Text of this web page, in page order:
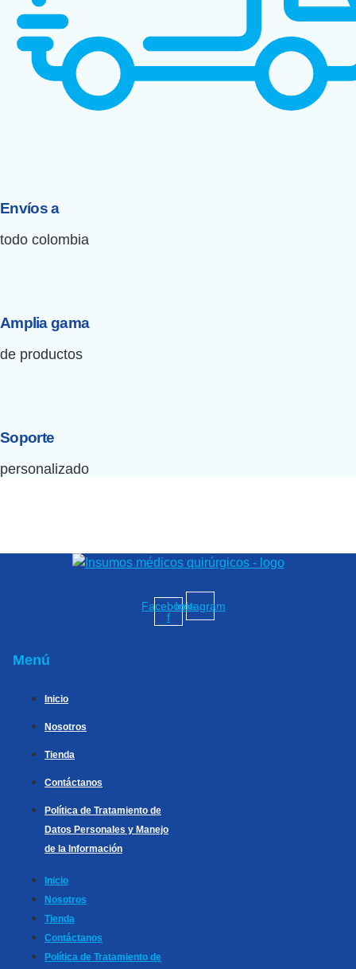
Envíos a
todo colombia
Amplia gama
de productos
Soporte
personalizado
Facebook-
f
Instagram
Menú
Inicio
Nosotros
Tienda
Contáctanos
Política de Tratamiento de
Datos Personales y Manejo
de la Información
Inicio
Nosotros
Tienda
Contáctanos
Política de Tratamiento de